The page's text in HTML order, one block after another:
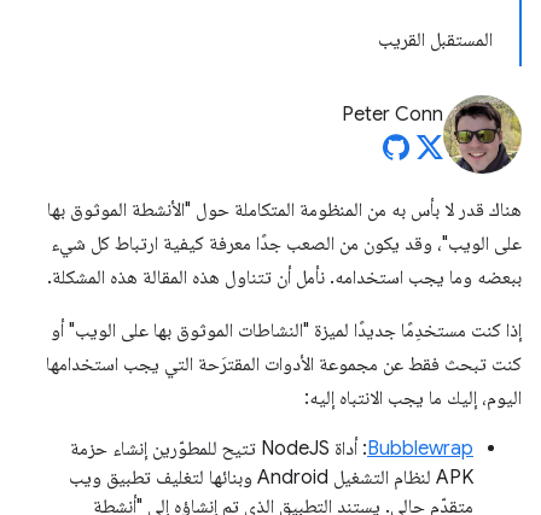
المستقبل القريب
Peter Conn
هناك قدر لا بأس به من المنظومة المتكاملة حول "الأنشطة الموثوق بها
على الويب"، وقد يكون من الصعب جدًا معرفة كيفية ارتباط كل شيء
ببعضه وما يجب استخدامه. نأمل أن تتناول هذه المقالة هذه المشكلة.
إذا كنت مستخدِمًا جديدًا لميزة "النشاطات الموثوق بها على الويب" أو
كنت تبحث فقط عن مجموعة الأدوات المقترَحة التي يجب استخدامها
اليوم، إليك ما يجب الانتباه إليه:
Bubblewrap
: أداة NodeJS تتيح للمطوّرين إنشاء حزمة
APK لنظام التشغيل Android وبنائها لتغليف تطبيق ويب
متقدّم حالي. يستند التطبيق الذي تم إنشاؤه إلى "أنشطة